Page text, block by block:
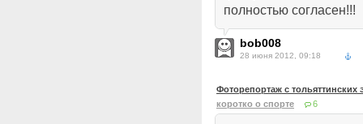
полностью согласен!!!
bob008
28 июня 2012, 09:18
Фоторепортаж с
коротко о спорте
6